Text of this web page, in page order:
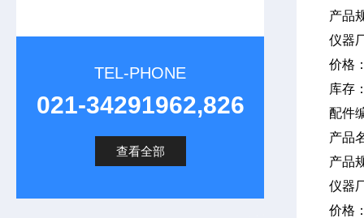
TEL-PHONE
021-34291962,826
查看全部
产品
仪器
价格
库存
配件
产品
产品
仪器
价格